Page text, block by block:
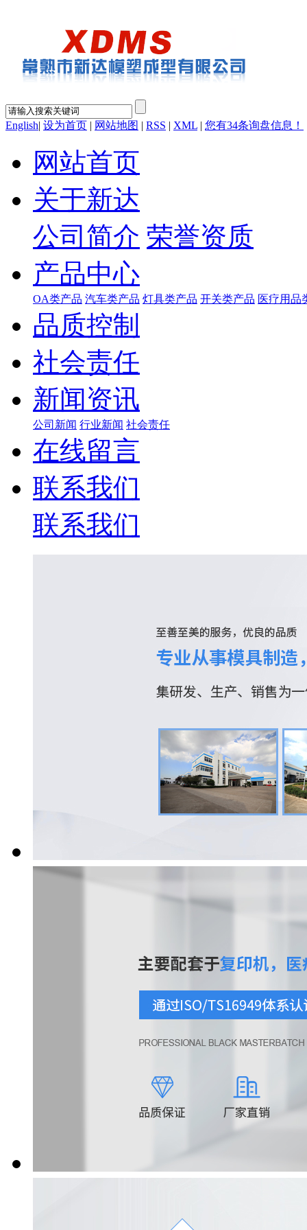
English| 设为首页 | 网站地图 | RSS | XML | 您有34条询盘信息！
网站首页
关于新达
公司简介 荣誉资质
产品中心
OA类产品 汽车类产品 灯具类产品 开关类产品 医疗用品
品质控制
社会责任
新闻资讯
公司新闻 行业新闻 社会责任
在线留言
联系我们
联系我们